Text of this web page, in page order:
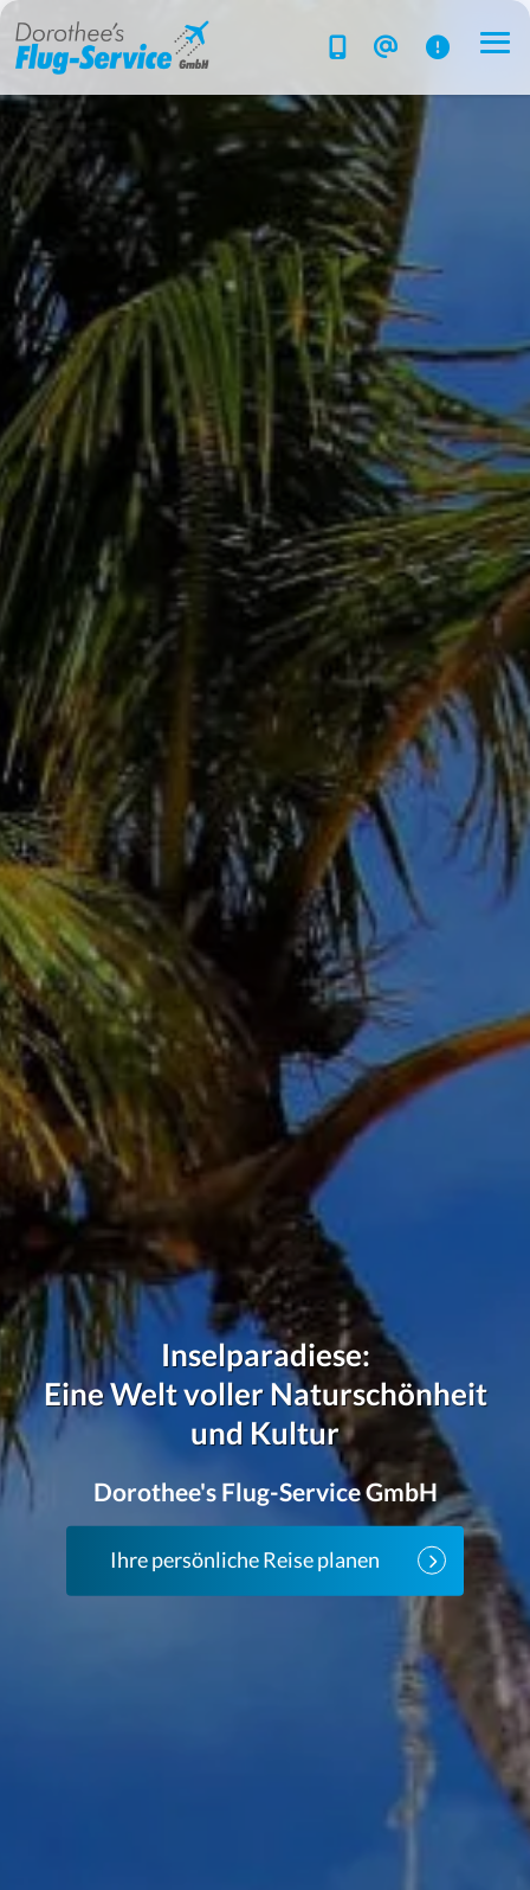
Flug-Service
Südsee
Inselparadiese
Weltweit
Kreuzfahrten
Hotels
Reise planen
Inselparadiese:
Eine Welt voller Naturschönheit
und Kultur
Dorothee's Flug-Service GmbH
Ihre persönliche Reise planen